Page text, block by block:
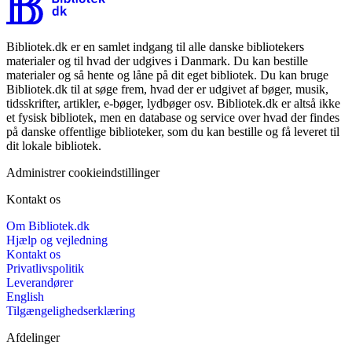
Bibliotek.dk er en samlet indgang til alle danske bibliotekers
materialer og til hvad der udgives i Danmark. Du kan bestille
materialer og så hente og låne på dit eget bibliotek. Du kan bruge
Bibliotek.dk til at søge frem, hvad der er udgivet af bøger, musik,
tidsskrifter, artikler, e-bøger, lydbøger osv. Bibliotek.dk er altså ikke
et fysisk bibliotek, men en database og service over hvad der findes
på danske offentlige biblioteker, som du kan bestille og få leveret til
dit lokale bibliotek.
Administrer cookieindstillinger
Kontakt os
Om Bibliotek.dk
Hjælp og vejledning
Kontakt os
Privatlivspolitik
Leverandører
English
Tilgængelighedserklæring
Afdelinger